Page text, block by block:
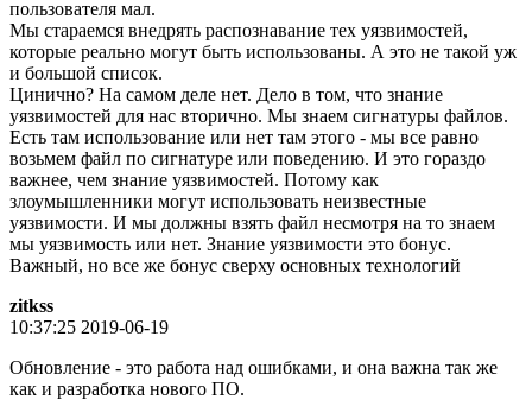
пользователя мал.
Мы стараемся внедрять распознавание тех уязвимостей,
которые реально могут быть использованы. А это не такой уж
и большой список.
Цинично? На самом деле нет. Дело в том, что знание
уязвимостей для нас вторично. Мы знаем сигнатуры файлов.
Есть там использование или нет там этого - мы все равно
возьмем файл по сигнатуре или поведению. И это гораздо
важнее, чем знание уязвимостей. Потому как
злоумышленники могут использовать неизвестные
уязвимости. И мы должны взять файл несмотря на то знаем
мы уязвимость или нет. Знание уязвимости это бонус.
Важный, но все же бонус сверху основных технологий
zitkss
10:37:25 2019-06-19
Обновление - это работа над ошибками, и она важна так же
как и разработка нового ПО.